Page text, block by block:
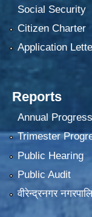
Social Security
Citizen Charter
Application
Reports
Annual
Trimester
Public Hearing
Public Audit
वीरेन्द्रनगर